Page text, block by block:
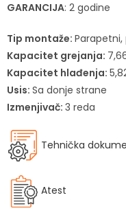
GARANCIJA: 2 godine
Tip montaže:
Kapacitet grejanja:
Kapacitet hlađenja:
Usis: Sa donje strane
Izmenjivač: 3 reda
Tehnička
Atest